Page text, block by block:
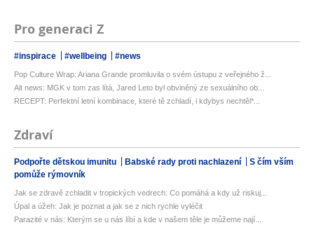
Pro generaci Z
#inspirace #wellbeing #news
Pop Culture Wrap: Ariana Grande promluvila o svém ústupu z veřejného ž...
Alt news: MGK v tom zas lítá, Jared Leto byl obviněný ze sexuálního ob...
RECEPT: Perfektní letní kombinace, které tě zchladí, i kdybys nechtěl*...
Zdraví
Podpořte dětskou imunitu Babské rady proti nachlazení
S čím vším
pomůže rýmovník
Jak se zdravě zchladit v tropických vedrech: Co pomáhá a kdy už riskuj...
Úpal a úžeh: Jak je poznat a jak se z nich rychle vyléčit
Parazité v nás: Kterým se u nás líbí a kde v našem těle je můžeme nají...